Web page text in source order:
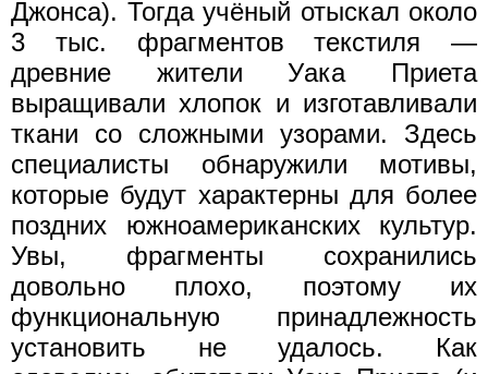
Джонса). Тогда учёный отыскал около
3 тыс. фрагментов текстиля —
древние жители Уака Приета
выращивали хлопок и изготавливали
ткани со сложными узорами. Здесь
специалисты обнаружили мотивы,
которые будут характерны для более
поздних южноамериканских культур.
Увы, фрагменты сохранились
довольно плохо, поэтому их
функциональную принадлежность
установить не удалось. Как